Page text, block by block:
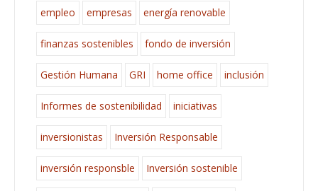
empleo empresas energía renovable
finanzas sostenibles fondo de inversión
Gestión Humana GRI home office inclusión
Informes de sostenibilidad iniciativas
inversionistas Inversión Responsable
inversión responsble Inversión sostenible